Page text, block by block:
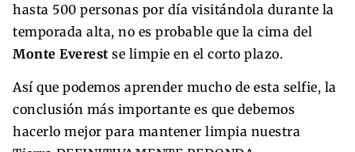
hasta 500 personas por día visitándola durante la
temporada alta, no es probable que la cima del
Monte Everest se limpie en el corto plazo.
Así que podemos aprender mucho de esta selfie, la
conclusión más importante es que debemos
hacerlo mejor para mantener limpia nuestra